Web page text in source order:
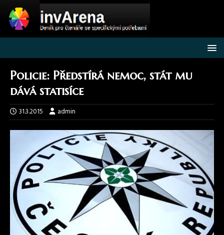
Policie: Předstírá nemoc, stát mu
dává statisíce
31.3.2015 admin